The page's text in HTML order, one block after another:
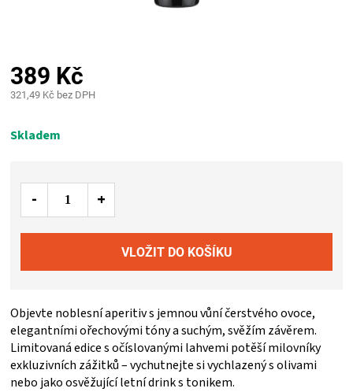
A
OMÁČKY
LODGE
NA
ZRÁNÍ
389 Kč
321,49 Kč bez DPH
cena:
Skladem
Objevte noblesní aperitiv s jemnou vůní čerstvého ovoce,
elegantními ořechovými tóny a suchým, svěžím závěrem.
Limitovaná edice s očíslovanými lahvemi potěší milovníky
exkluzivních zážitků – vychutnejte si vychlazený s olivami
nebo jako osvěžující letní drink s tonikem.